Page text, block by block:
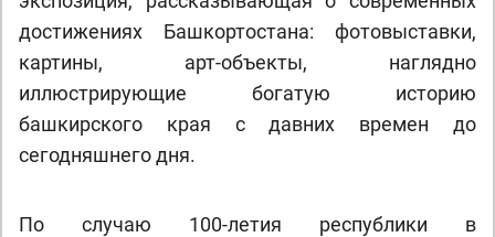
достижениях Башкортостана: фотовыставки,
картины, арт-объекты, наглядно
иллюстрирующие богатую историю
башкирского края с давних времен до
сегодняшнего дня.
По случаю 100-летия республики в